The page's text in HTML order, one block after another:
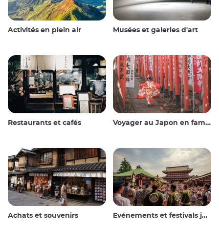
Activités en plein air Musées et galeries d'art
Restaurants et cafés Voyager au Japon en famille
Achats et souvenirs Evénements et festivals japonais